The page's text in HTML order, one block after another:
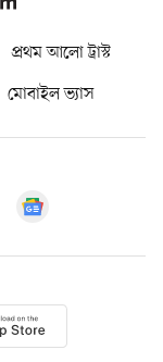
প্রথম আলো ট্রাস্ট
মোবাইল ভ্যাস